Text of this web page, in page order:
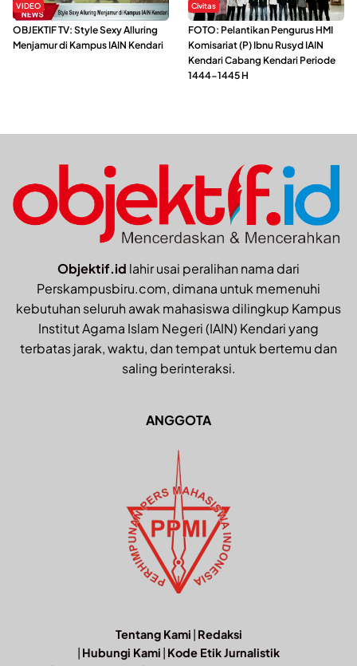
VIDEO
OBJEKTIF TV: Style Sexy Alluring
Menjamur di Kampus IAIN Kendari
Civitas
FOTO: Pelantikan Pengurus HMI
Komisariat (P) Ibnu Rusyd IAIN
Kendari Cabang Kendari Periode
1444-1445 H
Objektif.id lahir usai peralihan nama dari
Perskampusbiru.com, dimana untuk memenuhi
kebutuhan seluruh awak mahasiswa dilingkup Kampus
Institut Agama Islam Negeri (IAIN) Kendari yang
terbatas jarak, waktu, dan tempat untuk bertemu dan
saling berinteraksi.
ANGGOTA
Tentang Kami | Redaksi
| Hubungi Kami | Kode Etik Jurnalistik